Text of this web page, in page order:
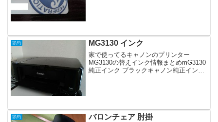
節約 MG3130 インク
家で使ってるキャノンのプリンター
MG3130の替えインク情報まとめmG3130
純正インク ブラックキャノン純正インク
節約 バロンチェア 肘掛